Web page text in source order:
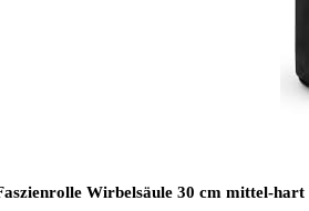
Wirbelsäule 30 cm mittel-